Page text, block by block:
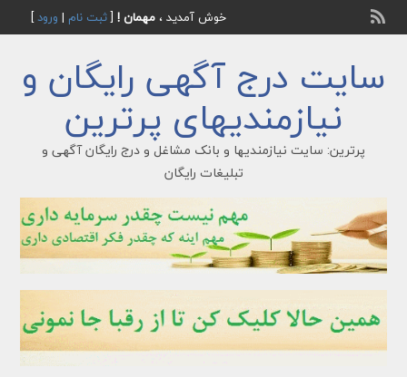
خوش آمدید ، مهمان ![ثبت نام | ورود]
سایت درج آگهی رایگان و
نیازمندیهای پرترین
پرترین: سایت نیازمندیها و بانک مشاغل و درج رایگان آگهی و
تبلیغات رایگان